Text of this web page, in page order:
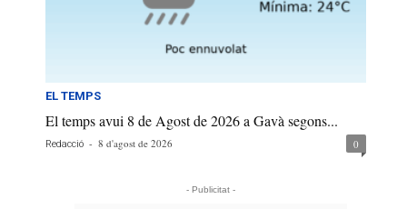
EL TEMPS
El temps avui 8 de Agost de 2026 a Gavà segons...
Redacció - 8 d'agost de 2026 0
- Publicitat -